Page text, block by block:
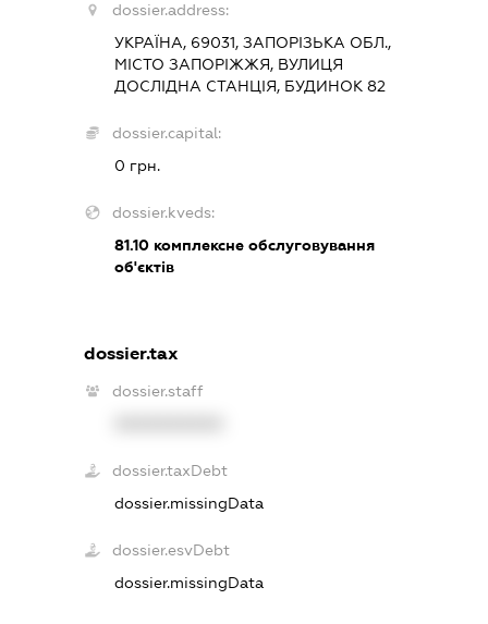
dossier.address:
УКРАЇНА, 69031, ЗАПОРІЗЬКА ОБЛ.,
МІСТО ЗАПОРІЖЖЯ, ВУЛИЦЯ
ДОСЛІДНА СТАНЦІЯ, БУДИНОК 82
dossier.capital:
0 грн.
dossier.kveds:
81.10 комплексне обслуговування
об'єктів
dossier.tax
dossier.staff
dossier.taxDebt
dossier.missingData
dossier.esvDebt
dossier.missingData